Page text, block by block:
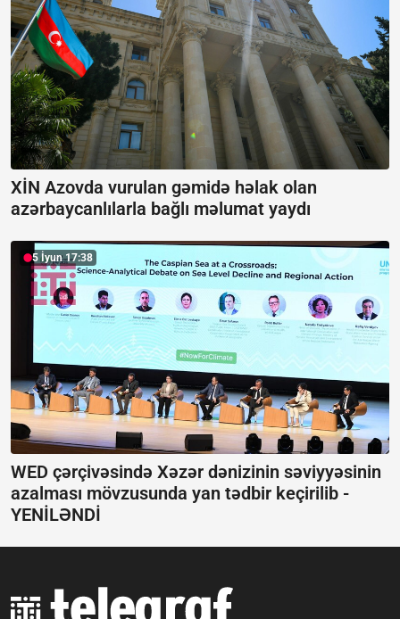
XİN Azovda vurulan gəmidə həlak olan
azərbaycanlılarla bağlı məlumat yaydı
5 İyun 17:38
WED çərçivəsində Xəzər dənizinin səviyyəsinin
azalması mövzusunda yan tədbir keçirilib -
YENİLƏNDİ